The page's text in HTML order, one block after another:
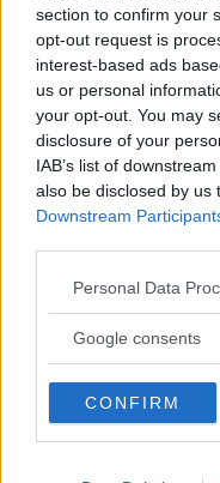
section to confirm your
opt-out request is
interest-based ads
us or personal
your opt-out. You may
disclosure of your
IAB’s list of
also be disclosed by us
Downstream
Please note that this
not limited to your visit
use your data for
consent section.
Personal Data
Google consents
CONFIRM
Fonte: Instagram